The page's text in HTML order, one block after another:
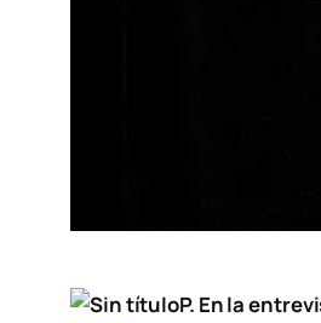
P. En la